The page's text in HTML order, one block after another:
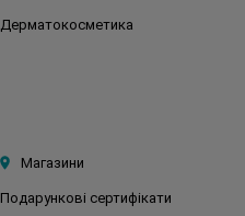
Дерматокосметика
Магазини
Подарункові сертифікати